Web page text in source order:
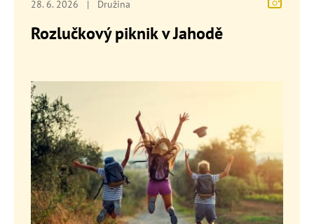
28. 6. 2026 | Družina
Rozlučkový piknik v Jahodě